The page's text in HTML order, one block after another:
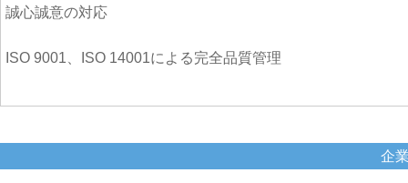
誠心誠意の対応
ISO 9001、ISO 14001による完全品質管理
企